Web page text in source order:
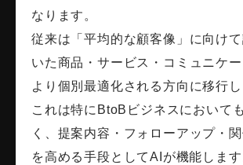
なります。
従来は「平均的な顧客像」に向け
いた商品・サービス・コミュニケー
より個別最適化される方向に移行し
これは特にBtoBビジネスにおいて
く、提案内容・フォローアップ・
を高める手段としてAIが機能します